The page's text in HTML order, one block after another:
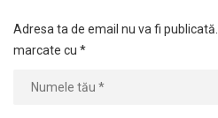
Adresa ta de email nu va fi publicată.
marcate cu *